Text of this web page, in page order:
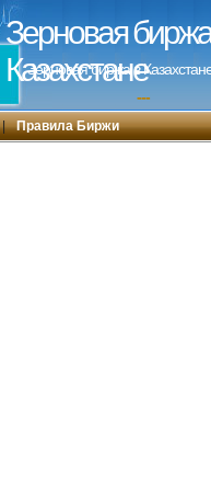
Зерновая
Казахстане
Зерновая биржа в
---
| Правила Биржи